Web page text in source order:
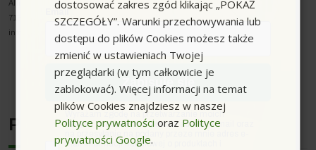
Alfred-Kärcher-Strasse 28-40
71364 Winnenden
info@karcher.com
Podobne urządzenia
dostosować zakres zgód klikając „POKAŻ
SZCZEGÓŁY”. Warunki przechowywania lub
dostępu do plików Cookies możesz także
zmienić w ustawieniach Twojej
przeglądarki (w tym całkowicie je
zablokować). Więcej informacji na temat
plików Cookies znajdziesz w naszej
Polityce prywatności oraz Polityce
prywatności Google.
Email
Zapisuję się
zgodaWyrażam zgodę na przetwarzanie moich
danych osobowych w postaci adresu e-mail oraz
na przesyłanie na podany przeze mnie adres e-
mail informacji handlowej o produktach i